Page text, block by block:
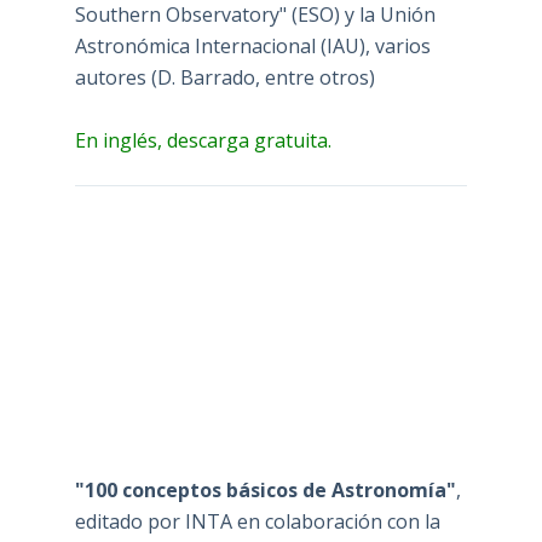
Southern Observatory" (ESO) y la Unión
Astronómica Internacional (IAU), varios
autores (D. Barrado, entre otros)
En inglés, descarga gratuita.
"100 conceptos básicos de Astronomía",
editado por INTA en colaboración con la